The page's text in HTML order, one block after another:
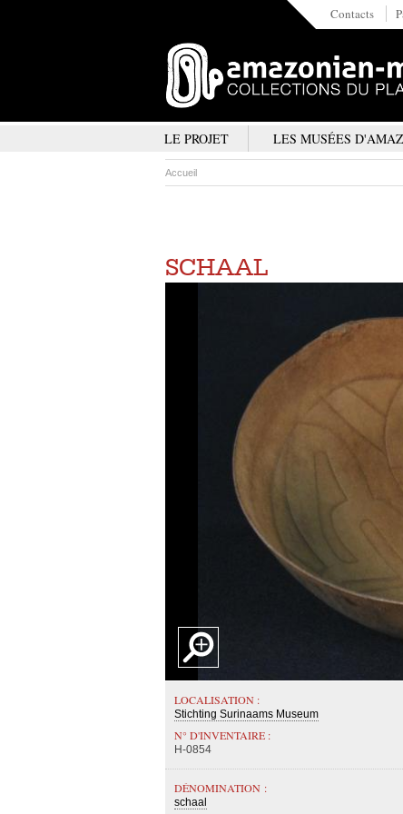
Contacts
LE PROJET LES MUSÉES
Accueil
SCHAAL
LOCALISATION :
Stichting Surinaams Museum
N° D'INVENTAIRE :
H-0854
DÉNOMINATION :
schaal